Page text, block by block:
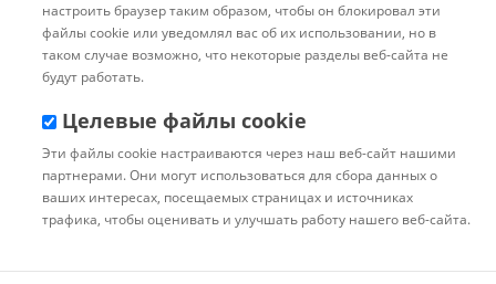
настроить браузер таким образом, чтобы он блокировал эти
файлы cookie или уведомлял вас об их использовании, но в
таком случае возможно, что некоторые разделы веб-сайта не
будут работать.
Целевые файлы cookie
Эти файлы cookie настраиваются через наш веб-сайт нашими
партнерами. Они могут использоваться для сбора данных о
ваших интересах, посещаемых страницах и источниках
трафика, чтобы оценивать и улучшать работу нашего веб-сайта.